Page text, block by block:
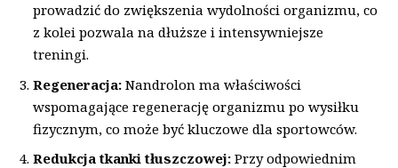
prowadzić do zwiększenia wydolności organizmu, co
z kolei pozwala na dłuższe i intensywniejsze
treningi.
Regeneracja: Nandrolon ma właściwości
wspomagające regenerację organizmu po wysiłku
fizycznym, co może być kluczowe dla sportowców.
Redukcja tkanki tłuszczowej: Przy odpowiednim